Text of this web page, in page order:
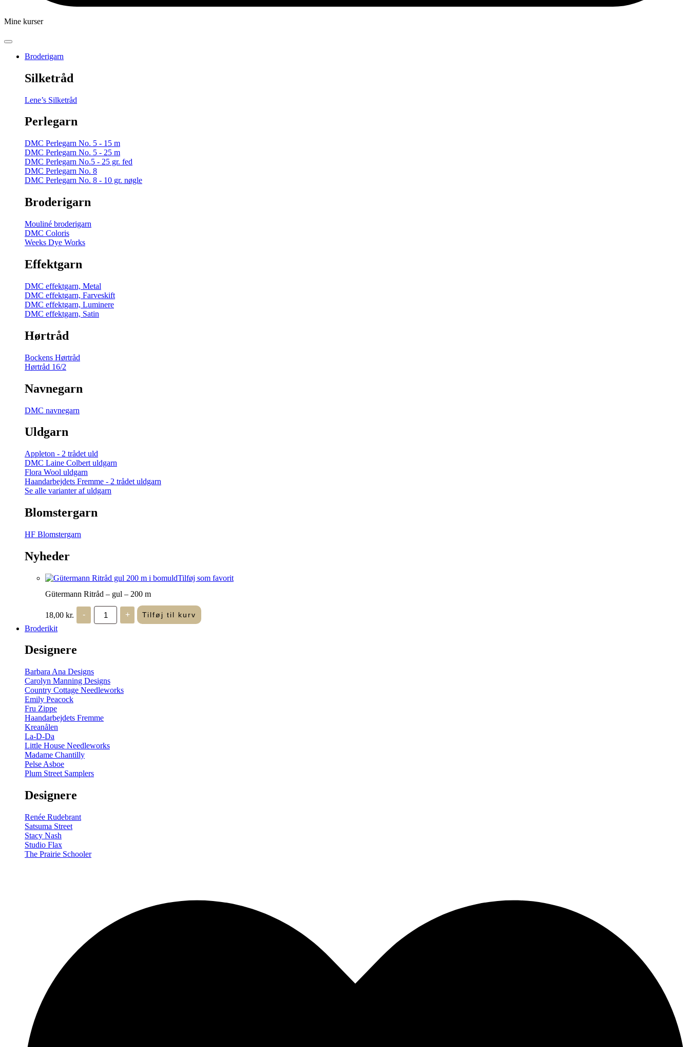
Mine kurser
Broderigarn
Silketråd
Lene’s Silketråd
Perlegarn
DMC Perlegarn No. 5 - 15 m
DMC Perlegarn No. 5 - 25 m
DMC Perlegarn No.5 - 25 gr. fed
DMC Perlegarn No. 8
DMC Perlegarn No. 8 - 10 gr. nøgle
Broderigarn
Mouliné broderigarn
DMC Coloris
Weeks Dye Works
Effektgarn
DMC effektgarn, Metal
DMC effektgarn, Farveskift
DMC effektgarn, Luminere
DMC effektgarn, Satin
Hørtråd
Bockens Hørtråd
Hørtråd 16/2
Navnegarn
DMC navnegarn
Uldgarn
Appleton - 2 trådet uld
DMC Laine Colbert uldgarn
Flora Wool uldgarn
Haandarbejdets Fremme - 2 trådet uldgarn
Se alle varianter af uldgarn
Blomstergarn
HF Blomstergarn
Nyheder
Tilføj som favorit
Gütermann Ritråd – gul – 200 m
18,00 kr. -
Gütermann
Ritråd
-
+ Tilføj til kurv
Broderikit
Designere
Barbara Ana Designs
Carolyn Manning Designs
Country Cottage Needleworks
Emily Peacock
Fru Zippe
Haandarbejdets Fremme
Kreanålen
La-D-Da
Little House Needleworks
Madame Chantilly
Pelse Asboe
Plum Street Samplers
Designere
Renée Rudebrant
Satsuma Street
Stacy Nash
Studio Flax
The Prairie Schooler